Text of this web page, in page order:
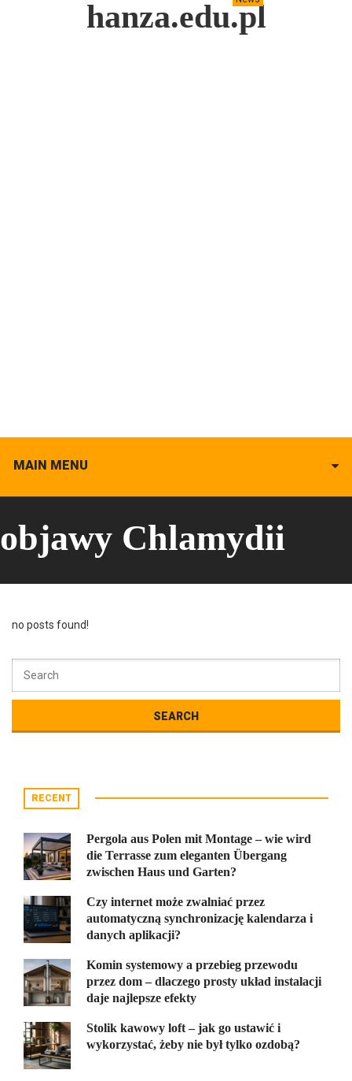
hanza.edu.pl
MAIN MENU
objawy Chlamydii
no posts found!
RECENT
Pergola aus Polen mit Montage – wie wird
die Terrasse zum eleganten Übergang
zwischen Haus und Garten?
Czy internet może zwalniać przez
automatyczną synchronizację kalendarza i
danych aplikacji?
Komin systemowy a przebieg przewodu
przez dom – dlaczego prosty układ instalacji
daje najlepsze efekty
Stolik kawowy loft – jak go ustawić i
wykorzystać, żeby nie był tylko ozdobą?